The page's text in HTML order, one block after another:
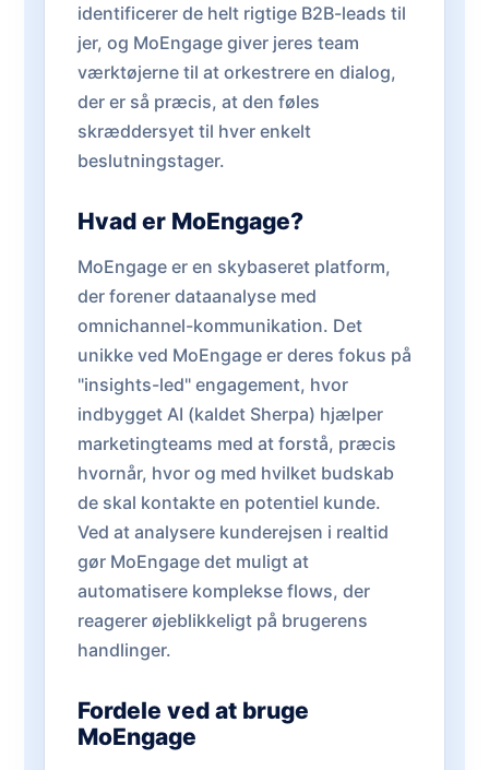
identificerer de helt rigtige B2B-leads til
jer, og MoEngage giver jeres team
værktøjerne til at orkestrere en dialog,
der er så præcis, at den føles
skræddersyet til hver enkelt
beslutningstager.
Hvad er MoEngage?
MoEngage er en skybaseret platform,
der forener dataanalyse med
omnichannel-kommunikation. Det
unikke ved MoEngage er deres fokus på
"insights-led" engagement, hvor
indbygget AI (kaldet Sherpa) hjælper
marketingteams med at forstå, præcis
hvornår, hvor og med hvilket budskab
de skal kontakte en potentiel kunde.
Ved at analysere kunderejsen i realtid
gør MoEngage det muligt at
automatisere komplekse flows, der
reagerer øjeblikkeligt på brugerens
handlinger.
Fordele ved at bruge
MoEngage